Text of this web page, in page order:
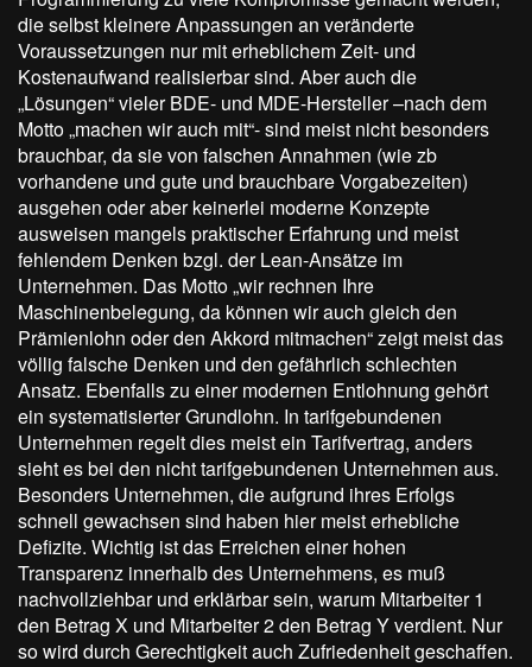
die selbst kleinere Anpassungen an veränderte
Voraussetzungen nur mit erheblichem Zeit- und
Kostenaufwand realisierbar sind. Aber auch die
„Lösungen“ vieler BDE- und MDE-Hersteller –nach dem
Motto „machen wir auch mit“- sind meist nicht besonders
brauchbar, da sie von falschen Annahmen (wie zb
vorhandene und gute und brauchbare Vorgabezeiten)
ausgehen oder aber keinerlei moderne Konzepte
ausweisen mangels praktischer Erfahrung und meist
fehlendem Denken bzgl. der Lean-Ansätze im
Unternehmen. Das Motto „wir rechnen Ihre
Maschinenbelegung, da können wir auch gleich den
Prämienlohn oder den Akkord mitmachen“ zeigt meist das
völlig falsche Denken und den gefährlich schlechten
Ansatz. Ebenfalls zu einer modernen Entlohnung gehört
ein systematisierter Grundlohn. In tarifgebundenen
Unternehmen regelt dies meist ein Tarifvertrag, anders
sieht es bei den nicht tarifgebundenen Unternehmen aus.
Besonders Unternehmen, die aufgrund ihres Erfolgs
schnell gewachsen sind haben hier meist erhebliche
Defizite. Wichtig ist das Erreichen einer hohen
Transparenz innerhalb des Unternehmens, es muß
nachvollziehbar und erklärbar sein, warum Mitarbeiter 1
den Betrag X und Mitarbeiter 2 den Betrag Y verdient. Nur
so wird durch Gerechtigkeit auch Zufriedenheit geschaffen.